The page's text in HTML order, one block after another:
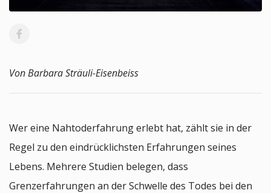
Von Barbara Sträuli-Eisenbeiss
Wer eine Nahtoderfahrung erlebt hat, zählt sie in der
Regel zu den eindrücklichsten Erfahrungen seines
Lebens. Mehrere Studien belegen, dass
Grenzerfahrungen an der Schwelle des Todes bei den